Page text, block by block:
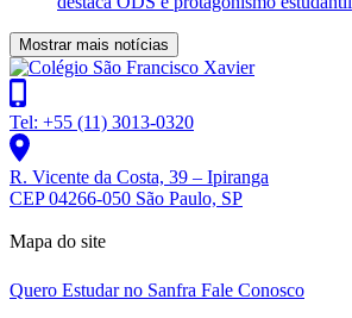
Mostrar mais notícias
Tel: +55 (11) 3013-0320
R. Vicente da Costa, 39 – Ipiranga
CEP 04266-050 São Paulo, SP
Mapa do site
Quero Estudar no Sanfra Fale Conosco